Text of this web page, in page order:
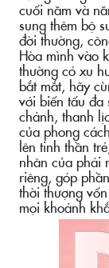
cuối năm và
sung thêm bộ
đời thường,
Hòa mình vào
thường có xu
bắt mắt, hãy
với biến tấu đa
chảnh, thanh
của phong
lên tinh thần
nhân của phái
riêng, góp
thời thượng
mọi khoảnh